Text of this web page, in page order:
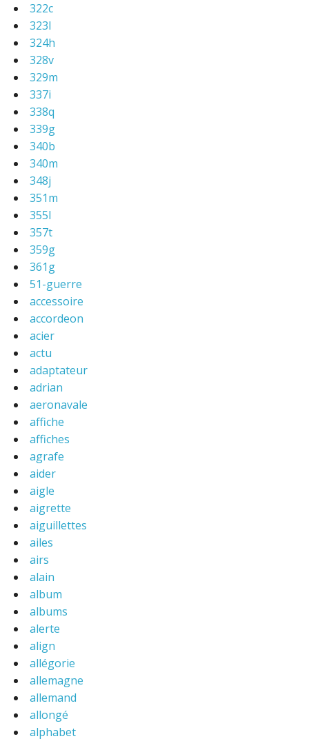
322c
323l
324h
328v
329m
337i
338q
339g
340b
340m
348j
351m
355l
357t
359g
361g
51-guerre
accessoire
accordeon
acier
actu
adaptateur
adrian
aeronavale
affiche
affiches
agrafe
aider
aigle
aigrette
aiguillettes
ailes
airs
alain
album
albums
alerte
align
allégorie
allemagne
allemand
allongé
alphabet